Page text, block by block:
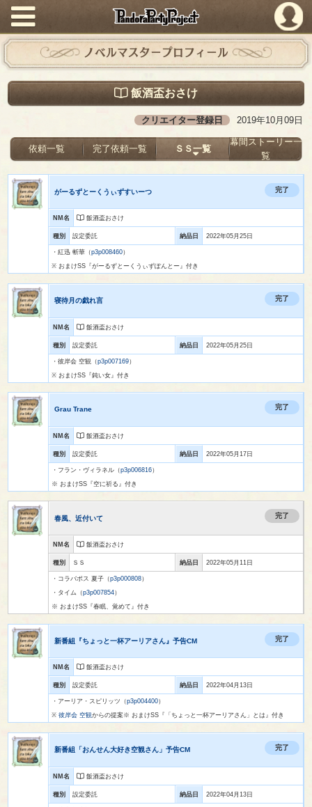
PandoraPartyProject
ノベルマスタープロフィール
飯酒盃おさけ
クリエイター登録日 2019年10月09日
依頼一覧 完了依頼一覧 ＳＳ一覧
幕間ストーリー一
覧
がーるずとーくうぃずすいーつ 完了
NM名 飯酒盃おさけ
種別 設定委託 納品日 2022年05月25日
・紅迅 斬華（p3p008460）
※ おまけSS『がーるずとーくうぃずぽんとー』付き
寝待月の戯れ言 完了
NM名 飯酒盃おさけ
種別 設定委託 納品日 2022年05月25日
・彼岸会 空観（p3p007169）
※ おまけSS『鈍い女』付き
Grau Trane 完了
NM名 飯酒盃おさけ
種別 設定委託 納品日 2022年05月17日
・フラン・ヴィラネル（p3p006816）
※ おまけSS『空に祈る』付き
春風、近付いて 完了
NM名 飯酒盃おさけ
種別 ＳＳ 納品日 2022年05月11日
・コラバポス 夏子（p3p000808）
・タイム（p3p007854）
※ おまけSS『春眠、覚めて』付き
新番組『ちょっと一杯アーリアさん』予告CM 完了
NM名 飯酒盃おさけ
種別 設定委託 納品日 2022年04月13日
・アーリア・スピリッツ（p3p004400）
※彼岸会 空観からの提案※ おまけSS『「ちょっと一杯アーリアさん」とは』付き
新番組「おんせん大好き空観さん」予告CM 完了
NM名 飯酒盃おさけ
種別 設定委託 納品日 2022年04月13日